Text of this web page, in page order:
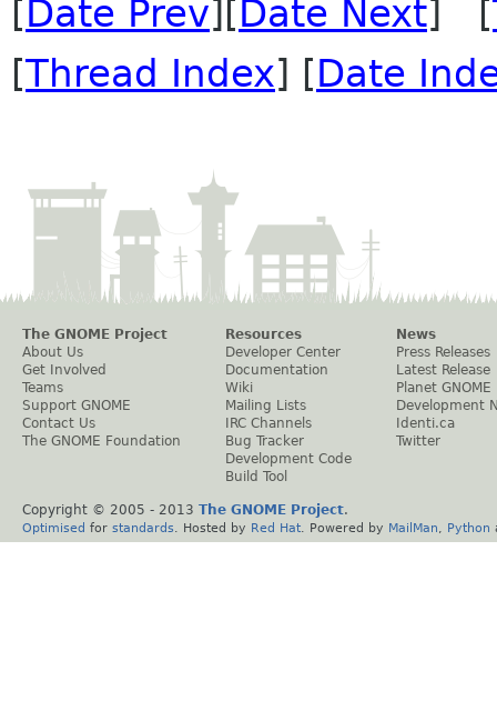
[Date Prev][Date Next] [
[Thread Index] [Date
The GNOME Project
About Us
Get Involved
Teams
Support GNOME
Contact Us
The GNOME Foundation
Resources
Developer Center
Documentation
Wiki
Mailing Lists
IRC Channels
Bug Tracker
Development Code
Build Tool
News
Press Releases
Latest Release
Planet GNOME
Development
Identi.ca
Twitter
Copyright © 2005 - 2013 The GNOME Project.
Optimised for standards . Hosted by Red Hat . Powered by MailMan Python